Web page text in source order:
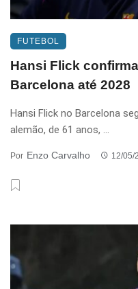
FUTEBOL
Hansi Flick
Barcelona até 2028
Hansi Flick no Barcelona
alemão, de 61 anos, ...
Por Enzo Carvalho 12/05/